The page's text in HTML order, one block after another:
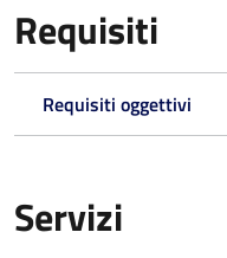
Requisiti
Requisiti oggettivi
Servizi